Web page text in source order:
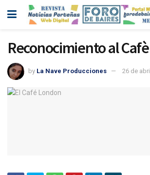
Reconocimiento al
by La Nave Producciones 26 de